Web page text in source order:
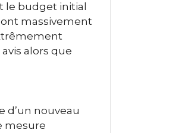
le budget initial
massivement
alors que
d’un nouveau
mesure